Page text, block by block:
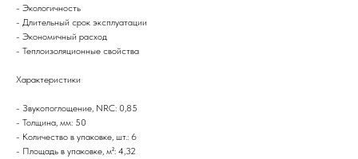
- Экологичность
- Длительный срок эксплуатации
- Экономичный расход
- Теплоизоляционные свойства
Характеристики
- Звукопоглощение, NRC: 0,85
- Толщина, мм: 50
- Количество в упаковке, шт.: 6
- Площадь в упаковке, м²: 4,32